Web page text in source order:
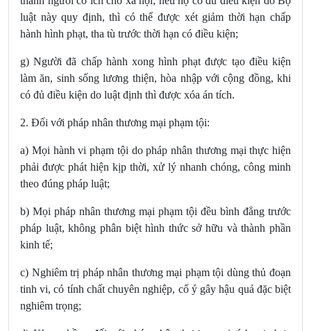
luật này quy định, thì có thể được xét giảm thời hạn chấp
hành hình phạt, tha tù trước thời hạn có điều kiện;
g) Người đã chấp hành xong hình phạt được tạo điều kiện
làm ăn, sinh sống lương thiện, hòa nhập với cộng đồng, khi
có đủ điều kiện do luật định thì được xóa án tích.
2. Đối với pháp nhân thương mại phạm tội:
a) Mọi hành vi phạm tội do pháp nhân thương mại thực hiện
phải được phát hiện kịp thời, xử lý nhanh chóng, công minh
theo đúng pháp luật;
b) Mọi pháp nhân thương mại phạm tội đều bình đẳng trước
pháp luật, không phân biệt hình thức sở hữu và thành phần
kinh tế;
c) Nghiêm trị pháp nhân thương mại phạm tội dùng thủ đoạn
tinh vi, có tính chất chuyên nghiệp, cố ý gây hậu quả đặc biệt
nghiêm trọng;